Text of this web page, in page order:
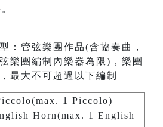
：管弦樂團作品(含協奏曲，
樂團編制內樂器為限)，樂團
最大不可超過以下編制
1 Piccolo)
Horn(max. 1 English